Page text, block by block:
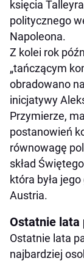
księcia
politycznego
Napoleona.
Z kolei rok
„tańczącym
obradowano
inicjatywy
Przymierze,
postanowień
równowagę
skład
która była
Austria.
Ostatnie lata
Ostatnie lata
najbardziej